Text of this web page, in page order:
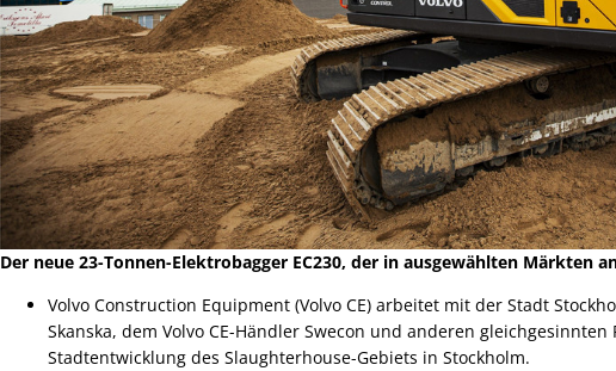
Der neue 23-Tonnen-Elektrobagger EC230, der in ausgewählten Märkten
Volvo Construction Equipment (Volvo CE) arbeitet mit der Stadt
Skanska, dem Volvo CE-Händler Swecon und anderen
Stadtentwicklung des Slaughterhouse-Gebiets in Stockholm.